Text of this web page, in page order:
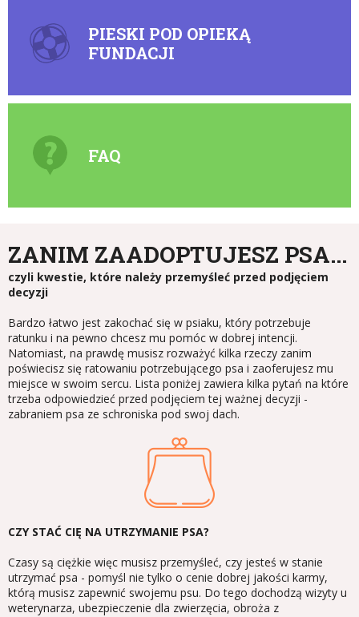
PIESKI POD OPIEKĄ
FUNDACJI
FAQ
ZANIM ZAADOPTUJESZ PSA...
czyli kwestie, które należy przemyśleć przed podjęciem
decyzji
Bardzo łatwo jest zakochać się w psiaku, który potrzebuje
ratunku i na pewno chcesz mu pomóc w dobrej intencji.
Natomiast, na prawdę musisz rozważyć kilka rzeczy zanim
poświecisz się ratowaniu potrzebującego psa i zaoferujesz mu
miejsce w swoim sercu. Lista poniżej zawiera kilka pytań na które
trzeba odpowiedzieć przed podjęciem tej ważnej decyzji -
zabraniem psa ze schroniska pod swoj dach.
CZY STAĆ CIĘ NA UTRZYMANIE PSA?
Czasy są ciężkie więc musisz przemyśleć, czy jesteś w stanie
utrzymać psa - pomyśl nie tylko o cenie dobrej jakości karmy,
którą musisz zapewnić swojemu psu. Do tego dochodzą wizyty u
weterynarza, ubezpieczenie dla zwierzęcia, obroża z